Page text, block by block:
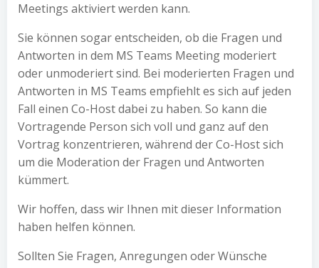
Meetings aktiviert werden kann.
Sie können sogar entscheiden, ob die Fragen und
Antworten in dem MS Teams Meeting moderiert
oder unmoderiert sind. Bei moderierten Fragen und
Antworten in MS Teams empfiehlt es sich auf jeden
Fall einen Co-Host dabei zu haben. So kann die
Vortragende Person sich voll und ganz auf den
Vortrag konzentrieren, während der Co-Host sich
um die Moderation der Fragen und Antworten
kümmert.
Wir hoffen, dass wir Ihnen mit dieser Information
haben helfen können.
Sollten Sie Fragen, Anregungen oder Wünsche